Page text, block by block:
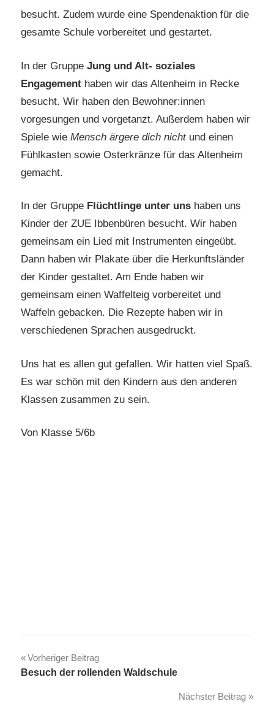
besucht. Zudem wurde eine Spendenaktion für die
gesamte Schule vorbereitet und gestartet.
In der Gruppe Jung und Alt- soziales
Engagement haben wir das Altenheim in Recke
besucht. Wir haben den Bewohner:innen
vorgesungen und vorgetanzt. Außerdem haben wir
Spiele wie Mensch ärgere dich nichtund einen
Fühlkasten sowie Osterkränze für das Altenheim
gemacht.
In der Gruppe Flüchtlinge unter uns haben uns
Kinder der ZUE Ibbenbüren besucht. Wir haben
gemeinsam ein Lied mit Instrumenten eingeübt.
Dann haben wir Plakate über die Herkunftsländer
der Kinder gestaltet. Am Ende haben wir
gemeinsam einen Waffelteig vorbereitet und
Waffeln gebacken. Die Rezepte haben wir in
verschiedenen Sprachen ausgedruckt.
Uns hat es allen gut gefallen. Wir hatten viel Spaß.
Es war schön mit den Kindern aus den anderen
Klassen zusammen zu sein.
Von Klasse 5/6b
Beitragsnavigation
Vorheriger Beitrag
Besuch der rollenden Waldschule
Nächster Beitrag